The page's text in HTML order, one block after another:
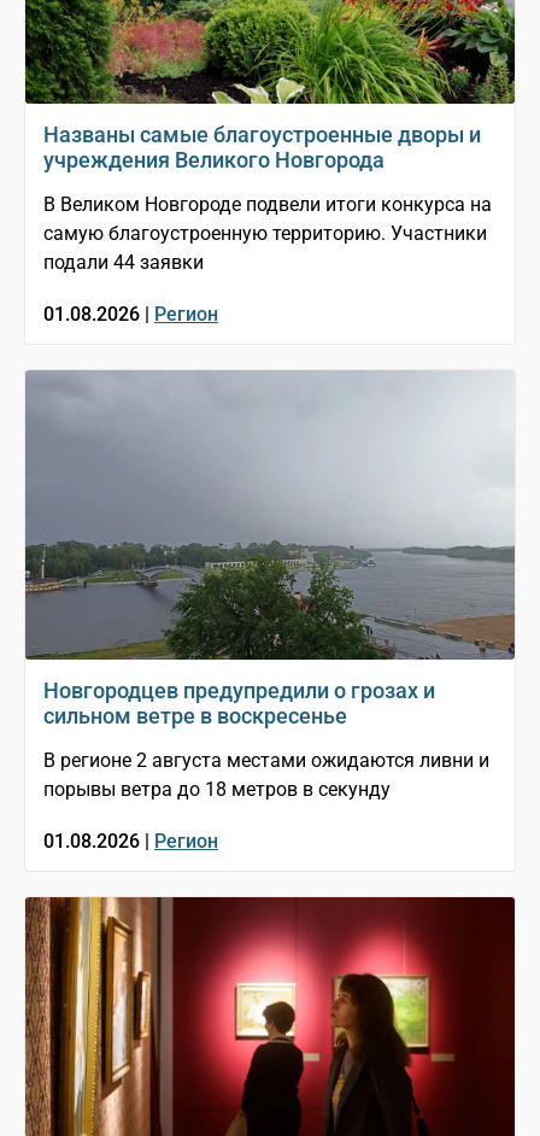
Названы самые благоустроенные дворы и
учреждения Великого Новгорода
В Великом Новгороде подвели итоги конкурса на
самую благоустроенную территорию. Участники
подали 44 заявки
01.08.2026 | Регион
Новгородцев предупредили о грозах и
сильном ветре в воскресенье
В регионе 2 августа местами ожидаются ливни и
порывы ветра до 18 метров в секунду
01.08.2026 | Регион